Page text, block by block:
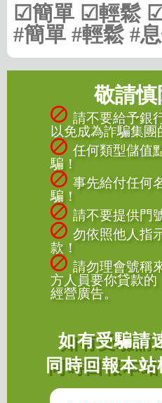
☑簡單 ☑輕鬆
#簡單 #輕鬆 #
敬請
請不要給予銀
以免成為詐騙集團
任何類型儲值
騙！
事先給付任何
騙！
請不要提供門
勿依照他人指
款！
請勿理會號稱
方人員要你貸款的
經營廣告。
如有受騙請
同時回報本